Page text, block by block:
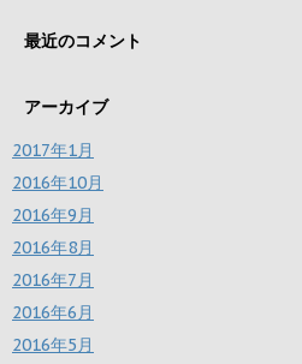
最近のコメント
アーカイブ
2017年1月
2016年10月
2016年9月
2016年8月
2016年7月
2016年6月
2016年5月